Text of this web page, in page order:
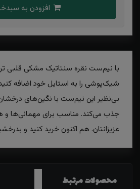
با نیم‌ست نقره سنتاتیک مشکی قلبی
شیک‌پوشی را به استایل خود اضافه
بی‌نظیر این نیم‌ست با نگین‌های
جذب می‌کند. مناسب برای مهمانی‌ها و
عزیزانتان. هم اکنون خرید کنید و
محصولات مرتبط